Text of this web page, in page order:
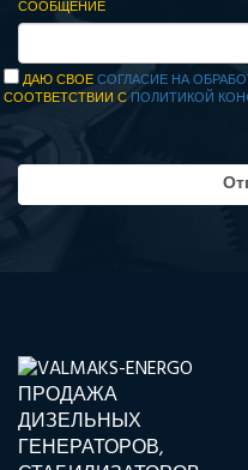
СООБЩЕНИЕ
ДАЮ СВОЕСОГЛАСИЕ НА
СООТВЕТСТВИИ СПОЛИТИКОЙ